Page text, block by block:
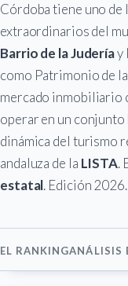
Ser evaluado
Córdoba tiene uno
extraordinarios del
Barrio de la Juderíay
como Patrimonio de
mercado inmobiliario
operar en un
dinámica del turismo
andaluza de la LISTA.
estatal. Edición 2026.
EL RANKINGANÁLISIS